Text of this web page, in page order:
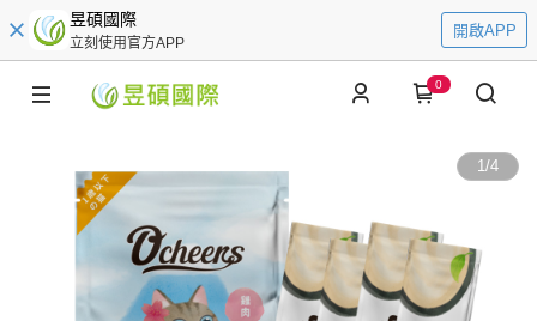
昱碩國際
立刻使用官方APP
開啟APP
0
1/4